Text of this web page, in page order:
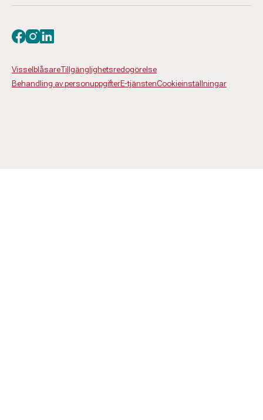
VisselblåsareTillgänglighetsredogörelse
Behandling av personuppgifterE-tjänstenCookieinställningar
Besök oss på facebook
Besök oss på instagram
Besök oss på linkedin